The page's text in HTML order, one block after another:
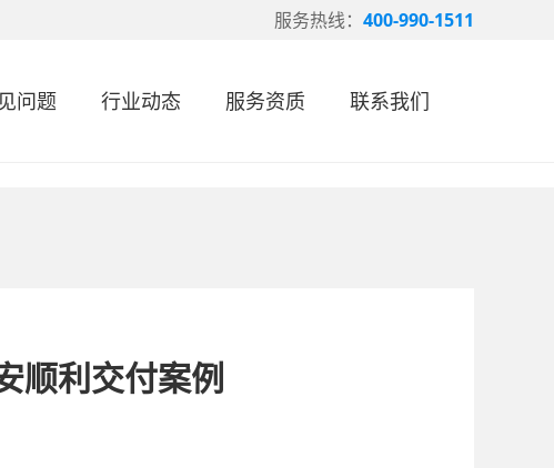
服务热线： 400-990-1511
问题 行业动态 服务资质 联系我们
顺利交付案例